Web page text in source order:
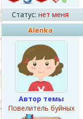
Статус: нет меня
Alenka
Автор темы
Повелитель буйных